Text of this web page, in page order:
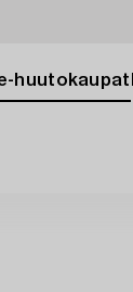
huutokaupat